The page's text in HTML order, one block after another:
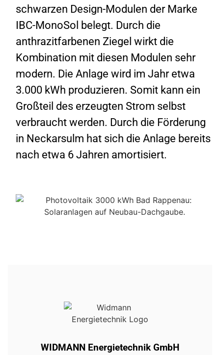
schwarzen Design-Modulen der Marke
IBC-MonoSol belegt. Durch die
anthrazitfarbenen Ziegel wirkt die
Kombination mit diesen Modulen sehr
modern. Die Anlage wird im Jahr etwa
3.000 kWh produzieren. Somit kann ein
Großteil des erzeugten Strom selbst
verbraucht werden. Durch die Förderung
in Neckarsulm hat sich die Anlage bereits
nach etwa 6 Jahren amortisiert.
WIDMANN Energietechnik GmbH
WIDMANN KI Support
24/7 erreichbar